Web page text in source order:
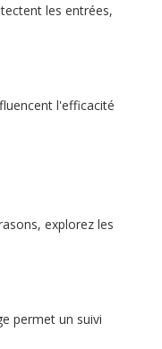
les entrées,
l'efficacité
explorez les
permet un suivi